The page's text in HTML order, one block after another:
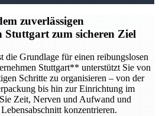
zuverlässigen
Stuttgart zum sicheren Ziel
die Grundlage für einen reibungslosen
Stuttgart** unterstützt Sie von
Schritte zu organisieren – von der
bis hin zur Einrichtung im
Zeit, Nerven und Aufwand und
konzentrieren.